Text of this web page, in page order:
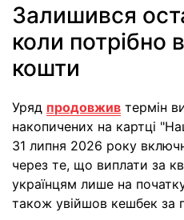
Залишився
коли потрібно
кошти
Уряд продовжив термін
накопичених на картці
31 липня 2026 року
через те, що виплати за
українцям лише на
також увійшов кешбек за